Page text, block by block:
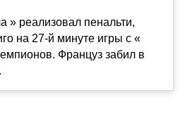
реализовал пенальти,
на 27-й минуте игры с «
Француз забил в